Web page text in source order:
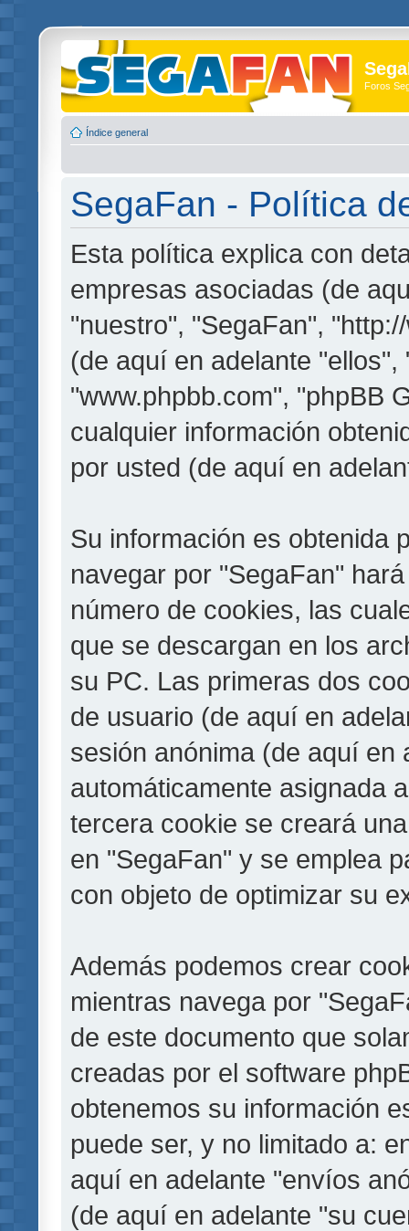
Foros
Índice general
SegaFan - Política
Esta política explica con
empresas asociadas (de
"nuestro", "SegaFan",
(de aquí en adelante
"www.phpbb.com", "phpBB
cualquier información
por usted (de aquí en
Su información es obtenida
navegar por "SegaFan"
número de cookies, las
que se descargan en los
su PC. Las primeras dos
de usuario (de aquí en
sesión anónima (de aquí en
automáticamente asignada
tercera cookie se creará
en "SegaFan" y se emplea
con objeto de optimizar su
Además podemos crear
mientras navega por
de este documento que
creadas por el software
obtenemos su información
puede ser, y no limitado a:
aquí en adelante "envíos
(de aquí en adelante "su